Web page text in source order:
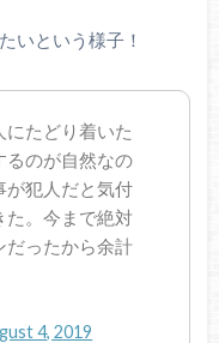
いという様子！
たどり着いた
るのが自然なの
が犯人だと気付
た。今まで絶対
だったから余計
4, 2019